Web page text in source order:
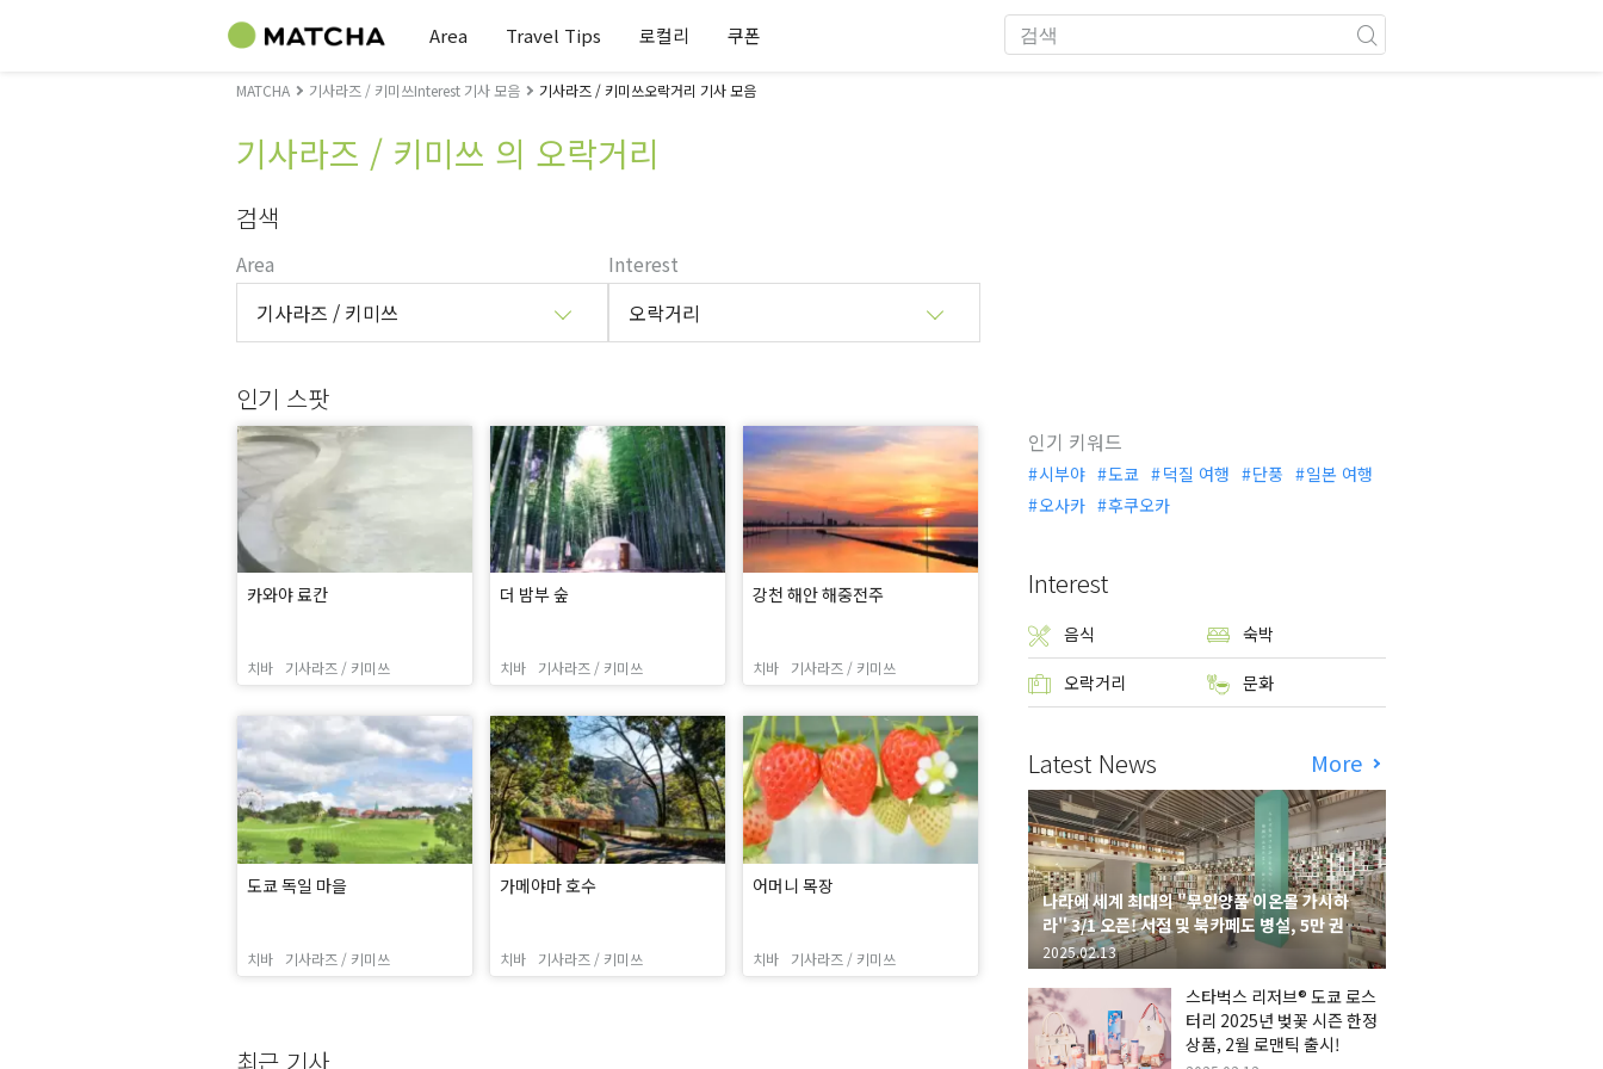
Area Travel Tips 로컬리 쿠폰
MATCHA 기사라즈 / 키미쓰Interest 기사 모음 기사라즈 / 키미쓰오락거리 기사 모음
기사라즈 / 키미쓰 의 오락거리
검색
Area
기사라즈 / 키미쓰
Interest
오락거리
인기 스팟
카와야 료칸
치바 기사라즈 / 키미쓰
더 밤부 숲
치바 기사라즈 / 키미쓰
강천 해안 해중전주
치바 기사라즈 / 키미쓰
도쿄 독일 마을
치바 기사라즈 / 키미쓰
가메야마 호수
치바 기사라즈 / 키미쓰
어머니 목장
치바 기사라즈 / 키미쓰
최근 기사
인기 키워드
시부야 도쿄 덕질 여행 단풍
일본 여행
오사카
후쿠오카
Interest
음식 숙박
오락거리 문화
Latest News More
나라에 세계 최대의 "무인양품 이온몰 가시하
라" 3/1 오픈! 서점 및 북카페도 병설, 5만 권의
"가시하라 서점"도 출점
2025.02.13
스타벅스 리저브® 도쿄 로스
터리 2025년 벚꽃 시즌 한정
상품, 2월 로맨틱 출시!